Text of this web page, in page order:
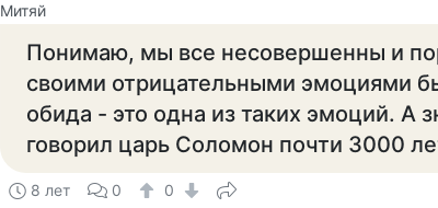
Митяй
Понимаю, мы все несовершенны и
своими отрицательными эмоциями
обида - это одна из таких эмоций. А
говорил царь Соломон почти 3000
8 лет 0 0